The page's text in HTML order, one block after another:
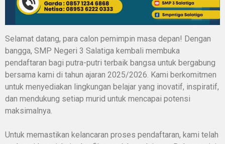
Selamat datang, para calon pemimpin masa depan! Dengan
bangga, SMP Negeri 3 Salatiga kembali membuka
pendaftaran bagi putra-putri terbaik bangsa untuk bergabung
bersama kami di tahun ajaran 2025/2026. Kami berkomitmen
untuk menyediakan lingkungan belajar yang inovatif, inspiratif,
dan mendukung setiap murid untuk mencapai potensi
maksimalnya.
Untuk memastikan kelancaran proses pendaftaran, kami telah